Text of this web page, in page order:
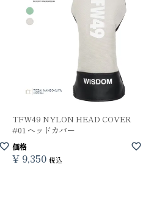
TFW49 NYLON HEAD COVER
#01 ヘッドカバー
価格
¥ 9,350 税込